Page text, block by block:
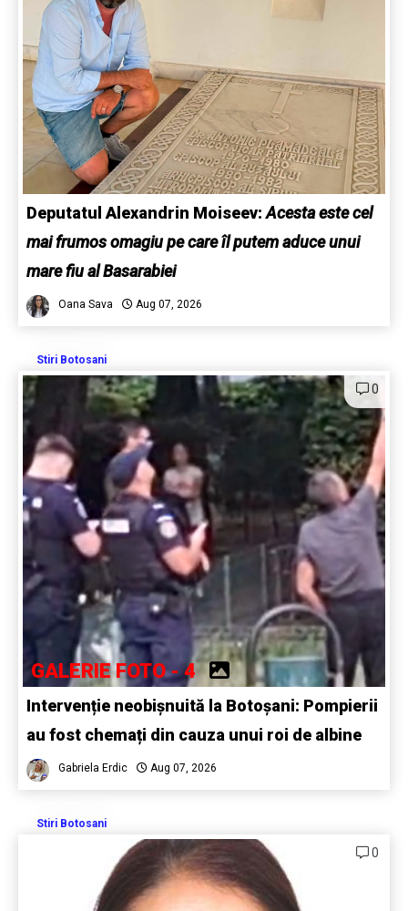
Deputatul Alexandrin Moiseev:Acesta este cel
mai frumos omagiu pe care îl putem aduce unui
mare fiu al Basarabiei
Oana Sava Aug 07, 2026
Stiri Botosani
0
GALERIE FOTO - 4
Intervenție neobișnuită la Botoșani: Pompierii
au fost chemați din cauza unui roi de albine
Gabriela Erdic Aug 07, 2026
Stiri Botosani
0